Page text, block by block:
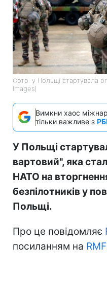
Фото: у Польщі стартувала
Images)
Вимкни хаос
тільки важливе з
У Польщі
вартовий", яка
НАТО на
безпілотників у
Польщі.
Про це повідомляє
посиланням на